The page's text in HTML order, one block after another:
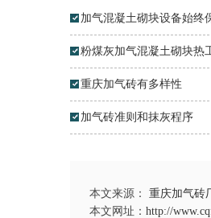
加气混凝土砌块设备始终
粉煤灰加气混凝土砌块热
重庆加气砖有多样性
加气砖准则和抹灰程序
本文来源： 重庆加气砖
本文网址： http://